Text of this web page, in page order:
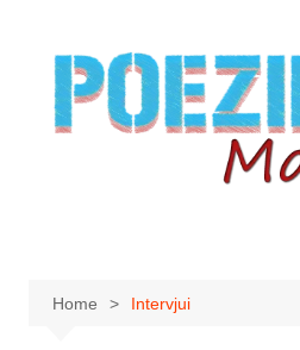
content
Home Intervjui